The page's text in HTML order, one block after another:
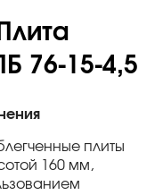
76-15-4,5
плиты
160 мм,